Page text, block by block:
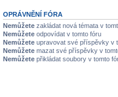
OPRÁVNĚNÍ FÓRA
Nemůžete zakládat nová témata v
Nemůžete odpovídat v tomto fóru
Nemůžete upravovat své příspěvky v
Nemůžete mazat své příspěvky v
Nemůžete přikládat soubory v tomto